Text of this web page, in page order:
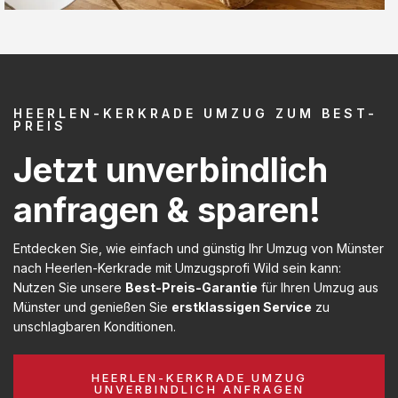
HEERLEN-KERKRADE UMZUG ZUM BEST-
PREIS
Jetzt unverbindlich
anfragen & sparen!
Entdecken Sie, wie einfach und günstig Ihr Umzug von Münster
nach Heerlen-Kerkrade mit Umzugsprofi Wild sein kann:
Nutzen Sie unsere Best-Preis-Garantie für Ihren Umzug aus
Münster und genießen Sie erstklassigen Service zu
unschlagbaren Konditionen.
HEERLEN-KERKRADE UMZUG
UNVERBINDLICH ANFRAGEN